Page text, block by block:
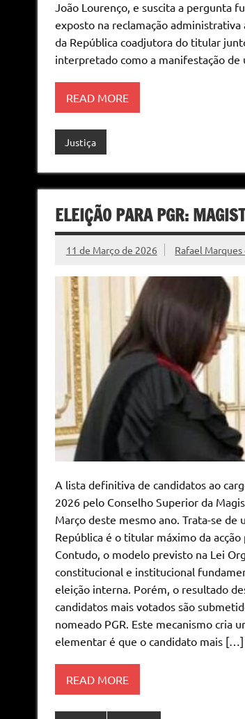
João Lourenço, e suscita a pergunta
exposto na reclamação
da República coadjutora do titular
interpretado como a manifestação
READ MORE
Justiça
ELEIÇÃO PARA PGR:
11 de Março de 2026 Rafael
A lista definitiva de candidatos ao
2026 pelo Conselho Superior da
Março deste mesmo ano. Trata-se
República é o titular máximo da
Contudo, o modelo previsto na Lei
constitucional e institucional
eleição interna. Porém, o resultado
candidatos mais votados são
nomeado PGR. Este mecanismo cria
elementar é que o candidato mais […]
READ MORE